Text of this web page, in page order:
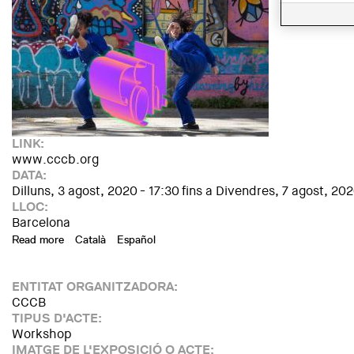
LINK:
www.cccb.org
DATA:
Dilluns, 3 agost, 2020 - 17:30fins a Divendres, 7 agost,
LLOC:
Barcelona
Read more about Eh! Workshop for teens 14-18. Kaleidoscope of
Català Español
ENTITAT ORGANITZADORA:
CCCB
TIPUS D'ACTE:
Workshop
IMATGE DE L'EXPOSICIÓ O ACTE: